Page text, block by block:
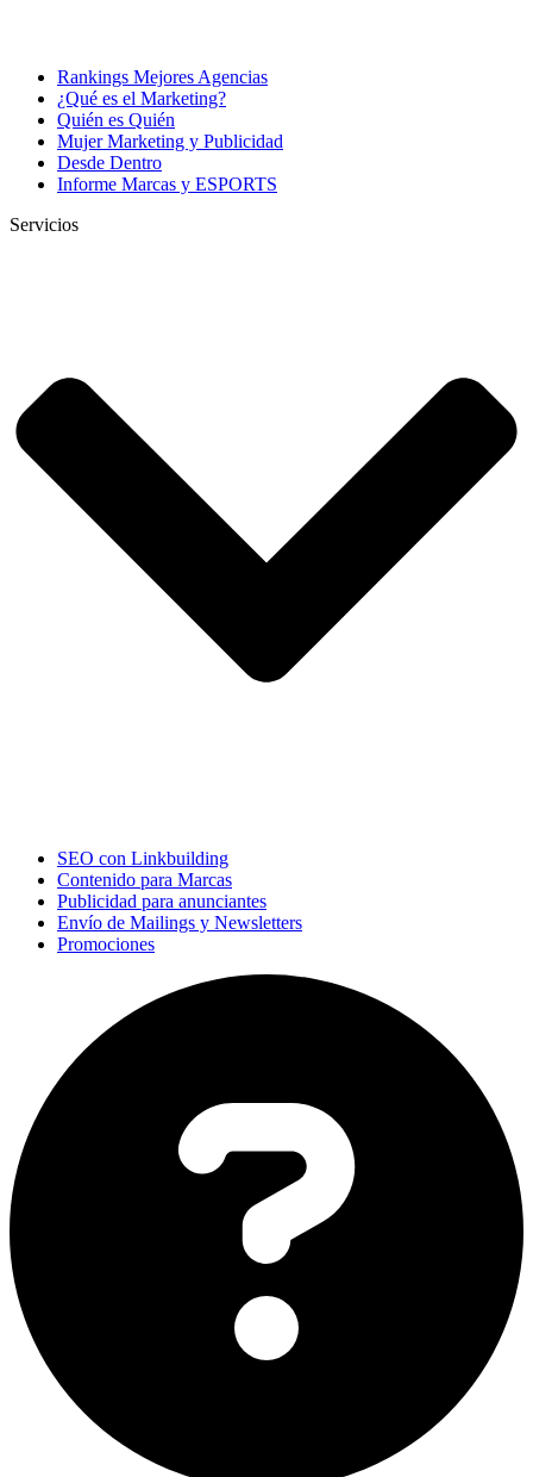
Rankings Mejores Agencias
¿Qué es el Marketing?
Quién es Quién
Mujer Marketing y Publicidad
Desde Dentro
Informe Marcas y ESPORTS
Servicios
SEO con Linkbuilding
Contenido para Marcas
Publicidad para anunciantes
Envío de Mailings y Newsletters
Promociones